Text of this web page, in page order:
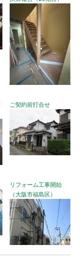
ご契約前打合せ
リフォーム工事開始
（大阪市福島区）